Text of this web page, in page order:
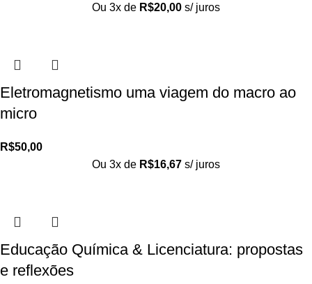
Ou 3x de R$20,00 s/ juros
Eletromagnetismo uma viagem do macro ao
micro
R$50,00
Ou 3x de R$16,67 s/ juros
Educação Química & Licenciatura: propostas
e reflexões